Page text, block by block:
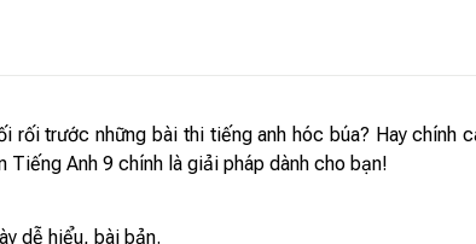
rối trước những bài thi tiếng anh hóc búa? Hay chính
Anh 9 chính là giải pháp dành cho bạn!
dễ hiểu, bài bản.